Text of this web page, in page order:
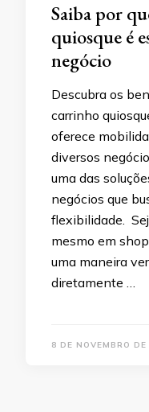
Saiba por
quiosque é
negócio
Descubra os
carrinho
oferece
diversos
uma das
negócios que
flexibilidade.
mesmo em
uma maneira
diretamente …
8 DE NOVEMBRO